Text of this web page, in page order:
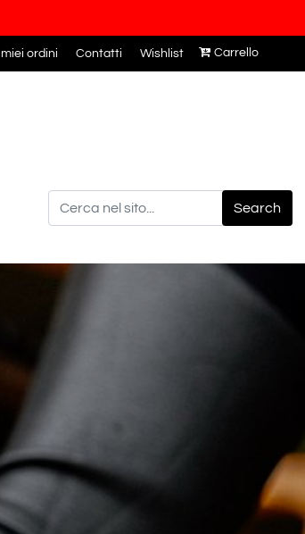
I miei ordini Contatti Wishlist Carrello